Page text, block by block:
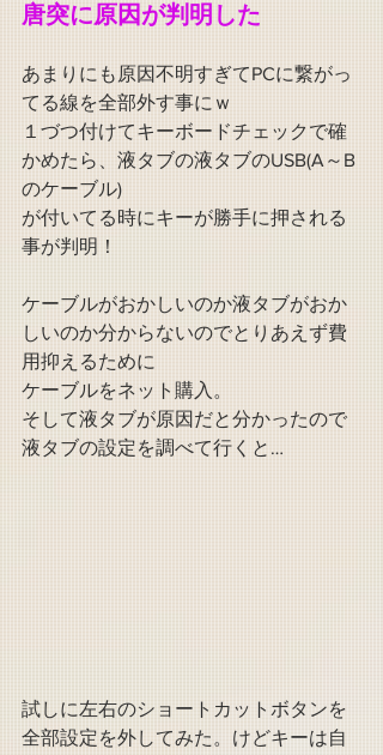
唐突に原因が判明した
あまりにも原因不明すぎてPCに繋がっ
てる線を全部外す事にｗ
１づつ付けてキーボードチェックで確
かめたら、液タブの液タブのUSB(A～B
のケーブル)
が付いてる時にキーが勝手に押される
事が判明！
ケーブルがおかしいのか液タブがおか
しいのか分からないのでとりあえず費
用抑えるために
ケーブルをネット購入。
そして液タブが原因だと分かったので
液タブの設定を調べて行くと…
試しに左右のショートカットボタンを
全部設定を外してみた。けどキーは自